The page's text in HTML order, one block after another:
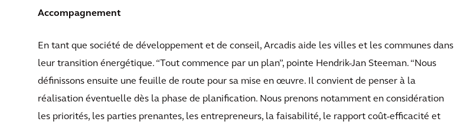
Accompagnement
En tant que société de développement et de conseil, Arcadis aide les villes et les communes dans
leur transition énergétique. “Tout commence par un plan”, pointe Hendrik-Jan Steeman. “Nous
définissons ensuite une feuille de route pour sa mise en œuvre. Il convient de penser à la
réalisation éventuelle dès la phase de planification. Nous prenons notamment en considération
les priorités, les parties prenantes, les entrepreneurs, la faisabilité, le rapport coût-efficacité et